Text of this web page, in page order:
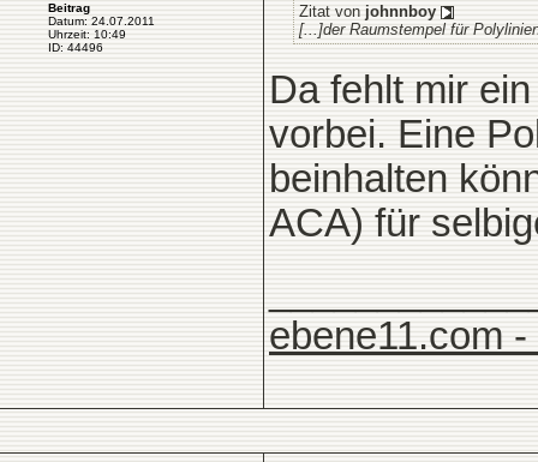
Beitrag
Datum: 24.07.2011
Uhrzeit: 10:49
ID: 44496
Zitat von johnnboy
[...]der Raumstempel für
Da fehlt mir
vorbei. Eine
beinhalten
ACA) für
ebene11.com